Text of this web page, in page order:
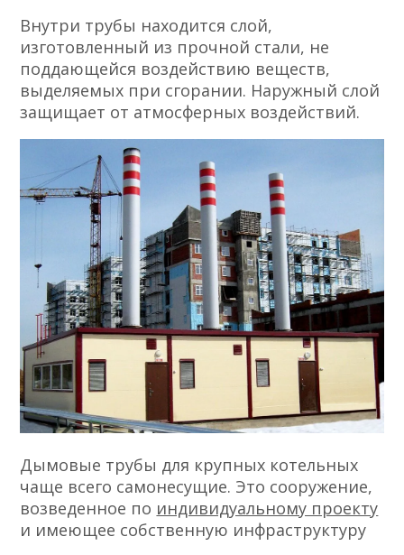
Внутри трубы находится слой,
изготовленный из прочной стали, не
поддающейся воздействию веществ,
выделяемых при сгорании. Наружный слой
защищает от атмосферных воздействий.
Дымовые трубы для крупных котельных
чаще всего самонесущие. Это сооружение,
возведенное по индивидуальному проекту
и имеющее собственную инфраструктуру